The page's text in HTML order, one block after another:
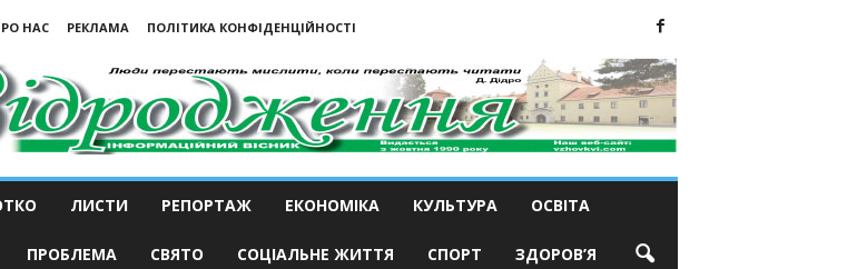
НАС РЕКЛАМА
ПОЛІТИКА КОНФІДЕНЦІЙНОСТІ
ЛИСТИ РЕПОРТАЖ ЕКОНОМІКА КУЛЬТУРА ОСВІТА
ПРОБЛЕМА СВЯТО СОЦІАЛЬНЕ ЖИТТЯ СПОРТ ЗДОРОВ’Я